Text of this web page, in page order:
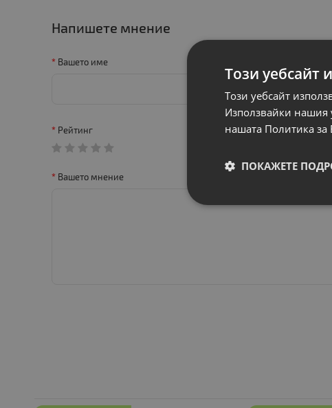
Напишете мнение
Вашето име
Рейтинг
Вашето мнение
Този уебсайт
Този уебсайт
Използвайки нашия
нашата Политика за
ПОКАЖЕТЕ